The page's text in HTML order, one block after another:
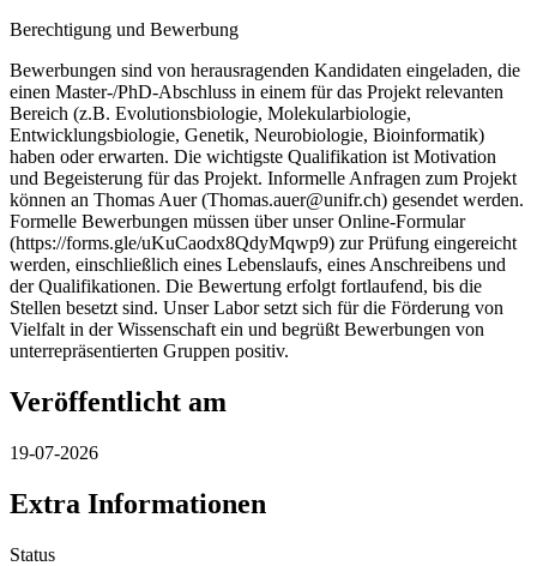
Berechtigung und Bewerbung
Bewerbungen sind von herausragenden Kandidaten eingeladen, die
einen Master-/PhD-Abschluss in einem für das Projekt relevanten
Bereich (z.B. Evolutionsbiologie, Molekularbiologie,
Entwicklungsbiologie, Genetik, Neurobiologie, Bioinformatik)
haben oder erwarten. Die wichtigste Qualifikation ist Motivation
und Begeisterung für das Projekt. Informelle Anfragen zum Projekt
können an Thomas Auer (Thomas.auer@unifr.ch) gesendet werden.
Formelle Bewerbungen müssen über unser Online-Formular
(https://forms.gle/uKuCaodx8QdyMqwp9) zur Prüfung eingereicht
werden, einschließlich eines Lebenslaufs, eines Anschreibens und
der Qualifikationen. Die Bewertung erfolgt fortlaufend, bis die
Stellen besetzt sind. Unser Labor setzt sich für die Förderung von
Vielfalt in der Wissenschaft ein und begrüßt Bewerbungen von
unterrepräsentierten Gruppen positiv.
Veröffentlicht am
19-07-2026
Extra Informationen
Status